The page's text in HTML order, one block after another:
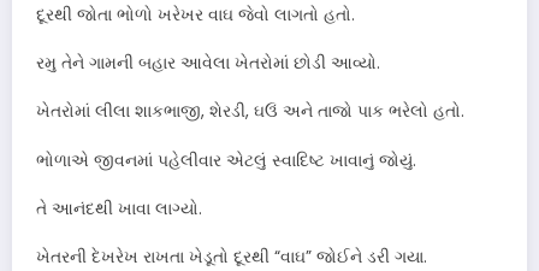
દૂરથી જોતા ભોળો ખરેખર વાઘ જેવો લાગતો હતો.
રમુ તેને ગામની બહાર આવેલા ખેતરોમાં છોડી આવ્યો.
ખેતરોમાં લીલા શાકભાજી, શેરડી, ઘઉં અને તાજો પાક ભરેલો હતો.
ભોળાએ જીવનમાં પહેલીવાર એટલું સ્વાદિષ્ટ ખાવાનું જોયું.
તે આનંદથી ખાવા લાગ્યો.
ખેતરની દેખરેખ રાખતા ખેડૂતો દૂરથી “વાઘ” જોઈને ડરી ગયા.